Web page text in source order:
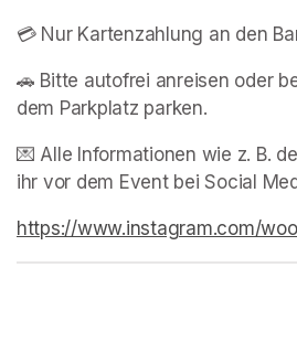
💳 Nur Kartenzahlung an den
🚗 Bitte autofrei anreisen oder
dem Parkplatz parken.
💌 Alle Informationen wie z. B.
ihr vor dem Event bei Social
https://www.instagram.com/